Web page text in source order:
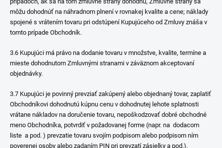
môžu dohodnúť na náhradnom plnení v rovnakej kvalite a cene; náklady
spojené s vrátením tovaru pri odstúpení Kupujúceho od Zmluvy znáša v
tomto prípade Obchodník.
3.6 Kupujúci má právo na dodanie tovaru v množstve, kvalite, termíne a
mieste dohodnutom Zmluvnými stranami v záväznom akceptovaní
objednávky.
3.7 Kupujúci je povinný prevziať zakúpený alebo objednaný tovar, zaplatiť
Obchodníkovi dohodnutú kúpnu cenu v dohodnutej lehote splatnosti
vrátane nákladov na doručenie tovaru, nepoškodzovať dobré obchodné
meno Obchodníka, potvrdiť v požadovanej forme (napr. na dodacom
liste a pod. ) prevzatie tovaru svojím podpisom alebo podpisom ním
poverenej osoby alebo zadaním PIN pri prevzatí zásielky a pod.).